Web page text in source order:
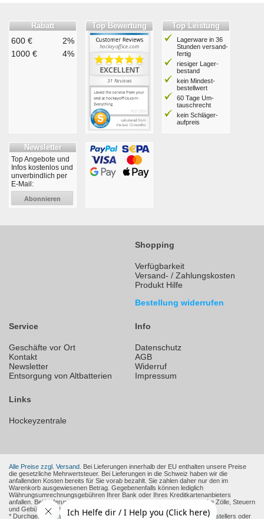
Rabatt
600 €
2%
1000 €
4%
Top Bewertung Top Leistung
Lagerware in 36
Stunden ver­sand­
fertig
riesiger Lager­
bestand
kein Mindest­
bestell­wert
60 Tage Um­
tausch­recht
kein Schläger­
aufpreis
Newsletter
Top Angebote und
Infos kostenlos und
unverbindlich per
E-Mail:
Abonnieren
Shopping
Verfügbarkeit
Versand- / Zahlungskosten
Produkt Hilfe
Bestellung widerrufen
Service
Geschäfte vor Ort
Kontakt
Newsletter
Entsorgung von Altbatterien
Info
Datenschutz
AGB
Widerruf
Impressum
Links
Hockeyzentrale
Alle Preise zzgl. Versand. Bei Lieferungen innerhalb der EU enthalten unsere Preise
die gesetzliche Mehrwertsteuer. Bei Lieferungen in die Schweiz haben wir die
anfallenden Kosten bereits für Sie vorab bezahlt. Sie zahlen daher nur den im
Warenkorb ausgewiesenen Betrag. Gegebenenfalls können lediglich
Währungsumrechnungsgebühren Ihrer Bank oder Ihres Kreditkartenanbieters
anfallen. Bei Lieferungen in andere Nicht-EU-Länder können zusätzliche Zölle, Steuern
und Gebühren entstehen.
* Durchgestrichene Preise sind die empfohlenen Verkaufspreise des Herstellers oder